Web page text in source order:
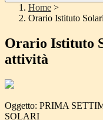
Home >
Orario Istituto
Orario Istituto
attività
Oggetto: PRIMA
SOLARI